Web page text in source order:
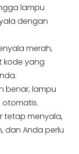
lampu
dengan
merah,
kode yang
benar, lampu
otomatis.
tetap menyala,
dan Anda perlu